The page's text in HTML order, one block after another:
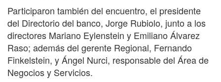
Participaron también del encuentro, el presidente
del Directorio del banco, Jorge Rubiolo, junto a los
directores Mariano Eylenstein y Emiliano Álvarez
Raso; además del gerente Regional, Fernando
Finkelstein, y Ángel Nurci, responsable del Área de
Negocios y Servicios.